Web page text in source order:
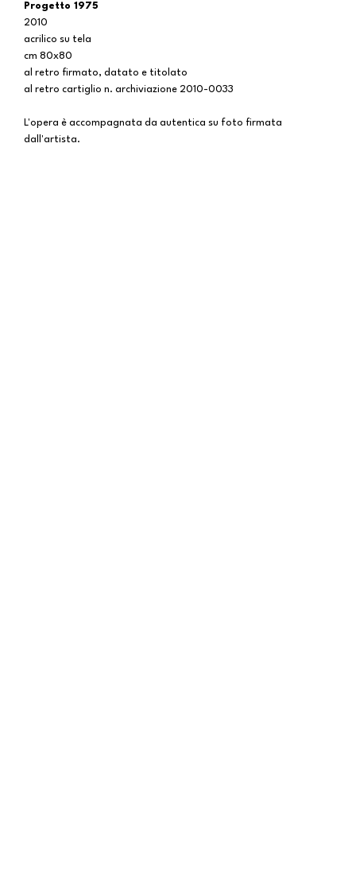
Progetto 1975
2010
acrilico su tela
cm 80x80
al retro firmato, datato e titolato
al retro cartiglio n. archiviazione 2010-0033
L'opera è accompagnata da autentica su foto firmata
dall'artista.